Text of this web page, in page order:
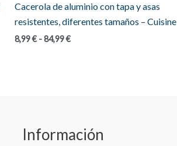
Cacerola de aluminio con tapa y asas
resistentes, diferentes tamaños – Cuisine
8,99€ -84,99€Rango
Información